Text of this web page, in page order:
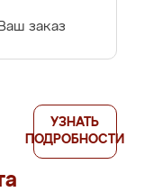
заказ
УЗНАТЬ
ПОДРОБНОСТИ